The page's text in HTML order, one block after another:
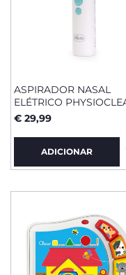
ASPIRADOR NASAL
ELÉTRICO
€ 29,99
ADICIONAR